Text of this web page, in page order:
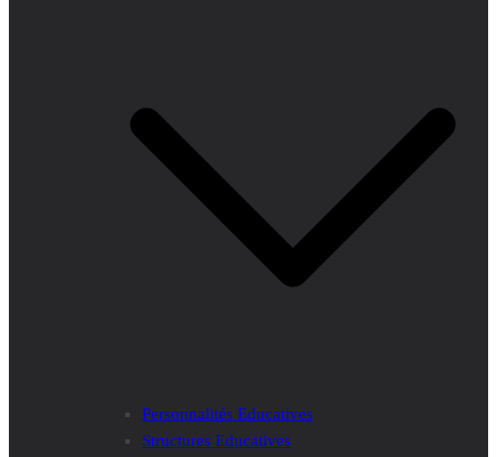
Personnalités Educatives
Structures Educatives